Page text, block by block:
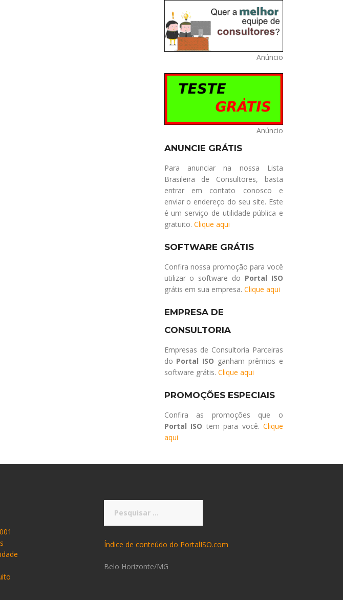
Anúncio
Anúncio
ANUNCIE GRÁTIS
Para anunciar na nossa Lista
Brasileira de Consultores, basta
entrar em contato conosco e
enviar o endereço do seu site. Este
é um serviço de utilidade pública e
gratuito. Clique aqui
SOFTWARE GRÁTIS
Confira nossa promoção para você
utilizar o software do Portal ISO
grátis em sua empresa. Clique aqui
EMPRESA DE
CONSULTORIA
Empresas de Consultoria Parceiras
do Portal ISO ganham prêmios e
software grátis. Clique aqui
PROMOÇÕES ESPECIAIS
Confira as promoções que o
Portal ISO tem para você. Clique
aqui
por:
Índice de conteúdo do PortalISO.com
Belo Horizonte/MG